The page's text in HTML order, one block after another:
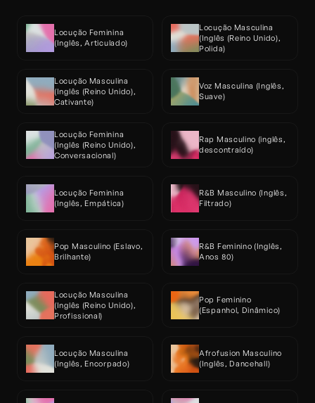
Locução Feminina
(Inglês, Articulado)
Locução Masculina
(Inglês (Reino Unido),
Polida)
Locução Masculina
(Inglês (Reino Unido),
Cativante)
Voz Masculina (Inglês,
Suave)
Locução Feminina
(Inglês (Reino Unido),
Conversacional)
Rap Masculino (inglês,
descontraído)
Locução Feminina
(Inglês, Empática)
R&B Masculino (Inglês,
Filtrado)
Pop Masculino (Eslavo,
Brilhante)
R&B Feminino (Inglês,
Anos 80)
Locução Masculina
(Inglês (Reino Unido),
Profissional)
Pop Feminino
(Espanhol, Dinâmico)
Locução Masculina
(Inglês, Encorpado)
Afrofusion Masculino
(Inglês, Dancehall)